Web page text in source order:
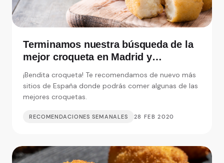
Terminamos nuestra búsqueda de la
mejor croqueta en Madrid y
¡Bendita croqueta! Te recomendamos de nuevo más
sitios de España donde podrás comer algunas de las
mejores croquetas.
RECOMENDACIONES SEMANALES 28 FEB 2020